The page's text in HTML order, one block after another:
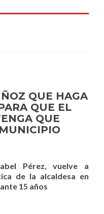
QUE HAGA
QUE EL
QUE
Pérez, vuelve a
de la alcaldesa en
15 años